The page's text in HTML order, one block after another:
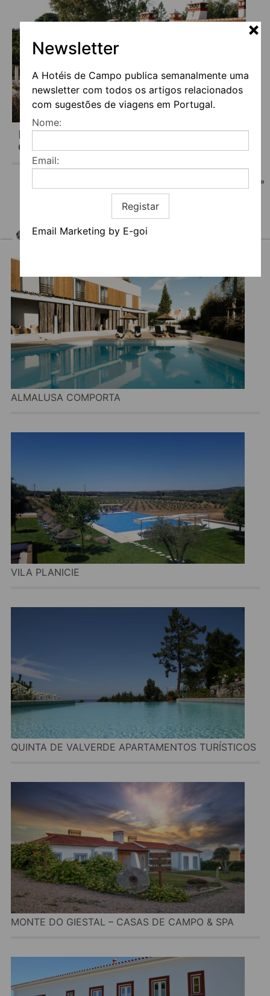
Newsletter
A Hotéis de Campo publica semanalmente uma
newsletter com todos os artigos relacionados
com sugestões de viagens em Portugal.
Nome:
Email:
Registar
Email Marketing by E-goi
MONTE DO AREEIRO – A SUA CASA DE
CAMPO
»
HOTEIS
ALMALUSA COMPORTA
VILA PLANICIE
QUINTA DE VALVERDE APARTAMENTOS TURÍSTICOS
MONTE DO GIESTAL – CASAS DE CAMPO & SPA